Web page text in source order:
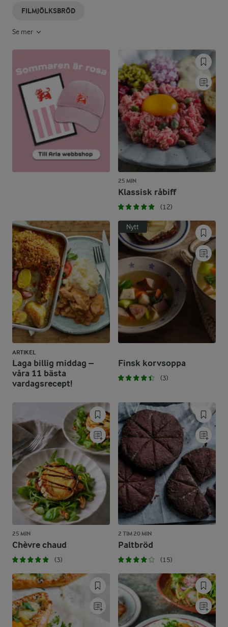
FILMJÖLKSBRÖD
Se mer
25 MIN
Klassisk råbiff
(12)
ARTIKEL
Laga billig middag –
våra 11 bästa
vardagsrecept!
Nytt
Finsk korvsoppa
(3)
25 MIN
Chèvre chaud
(3)
2 TIM 20 MIN
Paltbröd
(15)